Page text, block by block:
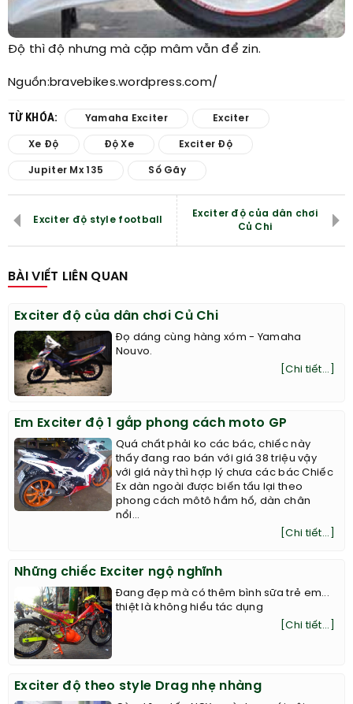
Độ thì độ nhưng mà cặp mâm vẫn để zin.
Nguồn:bravebikes.wordpress.com/​
TỪ KHÓA: Yamaha Exciter Exciter
Xe Độ Độ Xe Exciter Độ
Jupiter Mx 135 Số Gãy
Exciter độ style football
Exciter độ của dân chơi
Củ Chi
BÀI VIẾT LIÊN QUAN
Exciter độ của dân chơi Củ Chi
Đọ dáng cùng hàng xóm - Yamaha
Nouvo.
[Chi tiết...]
Em Exciter độ 1 gắp phong cách moto GP
Quá chất phải ko các bác, chiếc này
thấy đang rao bán với giá 38 triệu vậy
với giá này thì hợp lý chưa các bác ​Chiếc
Ex dàn ngoài được biến tấu lại theo
phong cách môtô hầm hố, dàn chân
nổi...
[Chi tiết...]
Những chiếc Exciter ngộ nghĩnh
Đang đẹp mà có thêm bình sữa trẻ em...
thiệt là không hiểu tác dụng
[Chi tiết...]
Exciter độ theo style Drag nhẹ nhàng